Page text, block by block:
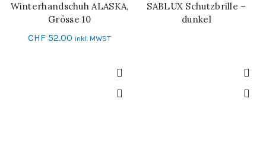
IN DEN WARENKORB
Winterhandschuh ALASKA,
Grösse 10
CHF 52.00 inkl. MWST
WEITERLESEN
SABLUX Schutzbrille –
dunkel